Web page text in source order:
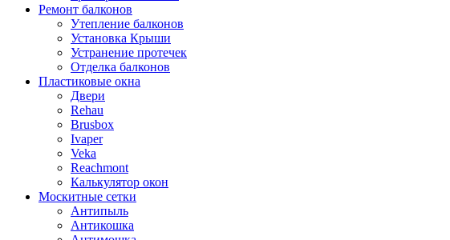
Ремонт балконов
Утепление балконов
Установка Крыши
Устранение протечек
Отделка балконов
Пластиковые окна
Двери
Rehau
Brusbox
Ivaper
Veka
Reachmont
Калькулятор окон
Москитные сетки
Антипыль
Антикошка